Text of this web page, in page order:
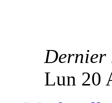
Dernier
Lun 20